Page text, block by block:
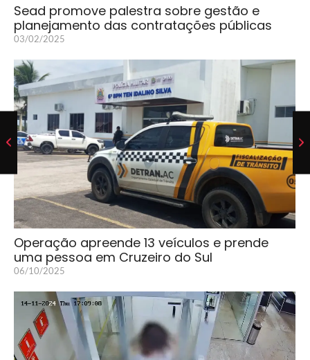
Sead promove palestra sobre gestão e
planejamento das contratações públicas
03/02/2025
Operação apreende 13 veículos e prende
uma pessoa em Cruzeiro do Sul
06/10/2025